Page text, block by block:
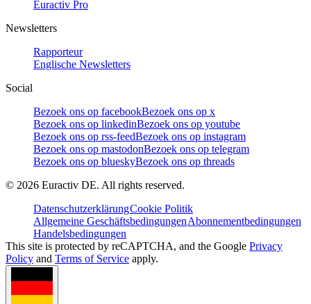
Euractiv Pro
Newsletters
Rapporteur
Englische Newsletters
Social
Bezoek ons op facebookBezoek ons op x
Bezoek ons op linkedinBezoek ons op youtube
Bezoek ons op rss-feedBezoek ons op instagram
Bezoek ons op mastodonBezoek ons op telegram
Bezoek ons op blueskyBezoek ons op threads
© 2026 Euractiv DE. All rights reserved.
DatenschutzerklärungCookie Politik
Allgemeine GeschäftsbedingungenAbonnementbedingungen
Handelsbedingungen
This site is protected by reCAPTCHA, and the Google Privacy
Policy and Terms of Service apply.